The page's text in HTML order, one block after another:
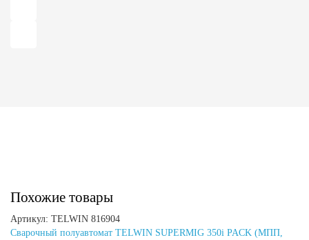
Похожие товары
Артикул: TELWIN 816904
Сварочный полуавтомат TELWIN SUPERMIG 350i PACK (МПП,